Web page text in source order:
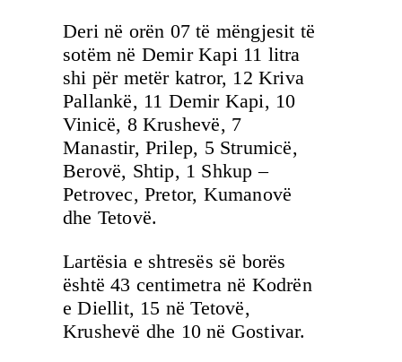
Deri në orën 07 të mëngjesit të
sotëm në Demir Kapi 11 litra
shi për metër katror, ​​12 Kriva
Pallankë, 11 Demir Kapi, 10
Vinicë, 8 Krushevë, 7
Manastir, Prilep, 5 Strumicë,
Berovë, Shtip, 1 Shkup –
Petrovec, Pretor, Kumanovë
dhe Tetovë.
Lartësia e shtresës së borës
është 43 centimetra në Kodrën
e Diellit, 15 në Tetovë,
Krushevë dhe 10 në Gostivar.